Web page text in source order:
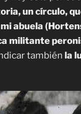
un círculo,
abuela
militante
también la